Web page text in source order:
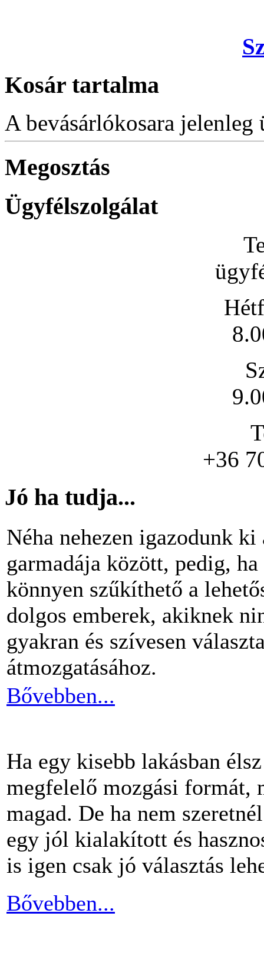
Kosár tartalma
A bevásárlókosara jelenleg
Megosztás
Ügyfélszolgálat
+36
Jó ha tudja...
Néha nehezen igazodunk
garmadája között, pedig,
könnyen szűkíthető a
dolgos emberek, akiknek
gyakran és szívesen
átmozgatásához.
Bővebben...
Ha egy kisebb lakásban
megfelelő mozgási formát,
magad. De ha nem
egy jól kialakított és
is igen csak jó választás
Bővebben...